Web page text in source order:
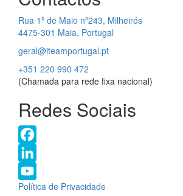
Rua 1º de Maio nº243, Milheirós
4475-301 Maia, Portugal
geral@iteamportugal.pt
+351 220 990 472
(Chamada para rede fixa nacional)
Redes Sociais
Facebook
LinkedIn
YouTube
Política de Privacidade